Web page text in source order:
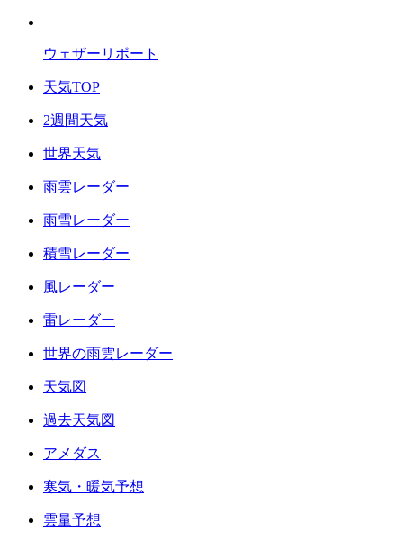
ウェザーリポート
天気TOP
2週間天気
世界天気
雨雲レーダー
雨雪レーダー
積雪レーダー
風レーダー
雷レーダー
世界の雨雲レーダー
天気図
過去天気図
アメダス
寒気・暖気予想
雲量予想